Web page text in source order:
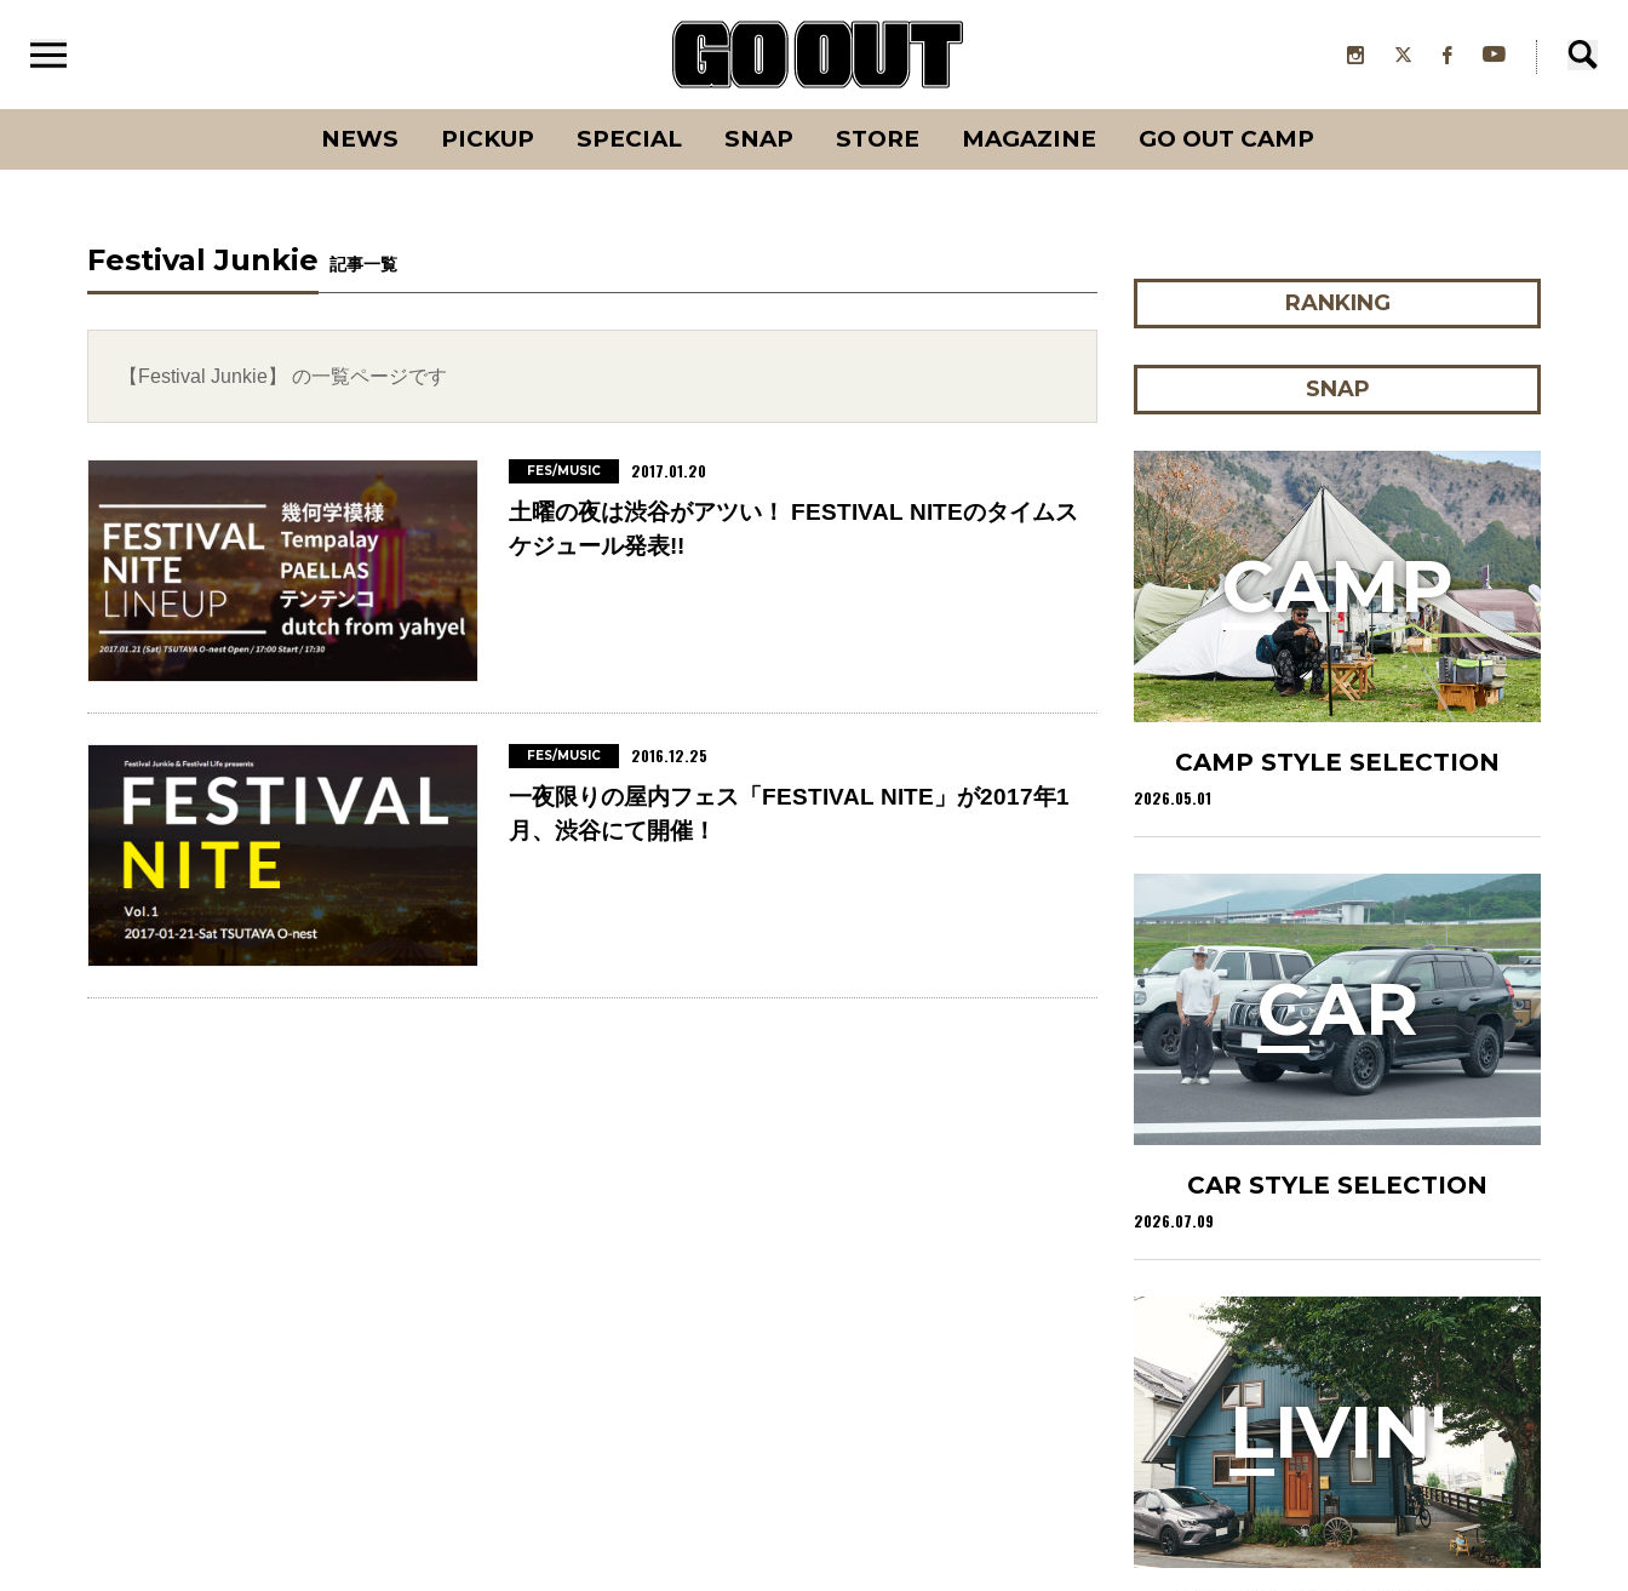
NEWS PICKUP SPECIAL SNAP STORE MAGAZINE GO OUT CAMP
Festival Junkie 記事一覧
【Festival Junkie】 の一覧ページです
土曜の夜は渋谷がアツい！ FESTIVAL NITEのタイムス
ケジュール発表!!
FES/MUSIC 2017.01.20
一夜限りの屋内フェス「FESTIVAL NITE」が2017年1
月、渋谷にて開催！
FES/MUSIC 2016.12.25
RANKING
SNAP
CAMP STYLE SELECTION
2026.05.01
CAMP
CAR STYLE SELECTION
2026.07.09
CAR
LIVIN'